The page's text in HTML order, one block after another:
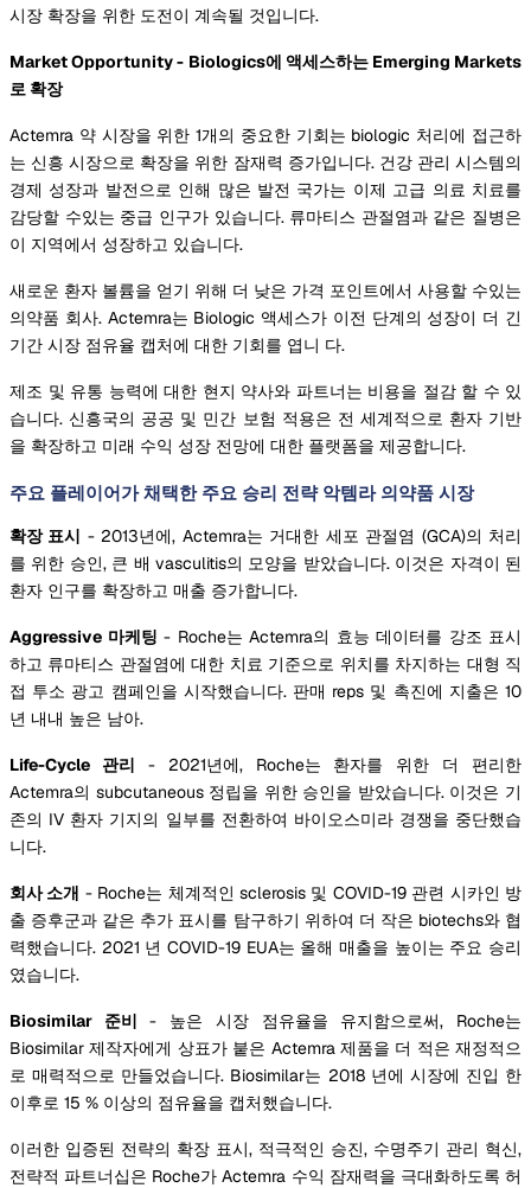
시장 확장을 위한 도전이 계속될 것입니다.
Market Opportunity - Biologics에 액세스하는 Emerging Markets
로 확장
Actemra 약 시장을 위한 1개의 중요한 기회는 biologic 처리에 접근하
는 신흥 시장으로 확장을 위한 잠재력 증가입니다. 건강 관리 시스템의
경제 성장과 발전으로 인해 많은 발전 국가는 이제 고급 의료 치료를
감당할 수있는 중급 인구가 있습니다. 류마티스 관절염과 같은 질병은
이 지역에서 성장하고 있습니다.
새로운 환자 볼륨을 얻기 위해 더 낮은 가격 포인트에서 사용할 수있는
의약품 회사. Actemra는 Biologic 액세스가 이전 단계의 성장이 더 긴
기간 시장 점유율 캡처에 대한 기회를 엽니 다.
제조 및 유통 능력에 대한 현지 약사와 파트너는 비용을 절감 할 수 있
습니다. 신흥국의 공공 및 민간 보험 적용은 전 세계적으로 환자 기반
을 확장하고 미래 수익 성장 전망에 대한 플랫폼을 제공합니다.
주요 플레이어가 채택한 주요 승리 전략 악템라 의약품 시장
확장 표시 - 2013년에, Actemra는 거대한 세포 관절염 (GCA)의 처리
를 위한 승인, 큰 배 vasculitis의 모양을 받았습니다. 이것은 자격이 된
환자 인구를 확장하고 매출 증가합니다.
Aggressive 마케팅 - Roche는 Actemra의 효능 데이터를 강조 표시
하고 류마티스 관절염에 대한 치료 기준으로 위치를 차지하는 대형 직
접 투소 광고 캠페인을 시작했습니다. 판매 reps 및 촉진에 지출은 10
년 내내 높은 남아.
Life-Cycle 관리 - 2021년에, Roche는 환자를 위한 더 편리한
Actemra의 subcutaneous 정립을 위한 승인을 받았습니다. 이것은 기
존의 IV 환자 기지의 일부를 전환하여 바이오스미라 경쟁을 중단했습
니다.
회사 소개 - Roche는 체계적인 sclerosis 및 COVID-19 관련 시카인 방
출 증후군과 같은 추가 표시를 탐구하기 위하여 더 작은 biotechs와 협
력했습니다. 2021 년 COVID-19 EUA는 올해 매출을 높이는 주요 승리
였습니다.
Biosimilar 준비 - 높은 시장 점유율을 유지함으로써, Roche는
Biosimilar 제작자에게 상표가 붙은 Actemra 제품을 더 적은 재정적으
로 매력적으로 만들었습니다. Biosimilar는 2018 년에 시장에 진입 한
이후로 15 % 이상의 점유율을 캡처했습니다.
이러한 입증된 전략의 확장 표시, 적극적인 승진, 수명주기 관리 혁신,
전략적 파트너십은 Roche가 Actemra 수익 잠재력을 극대화하도록 허